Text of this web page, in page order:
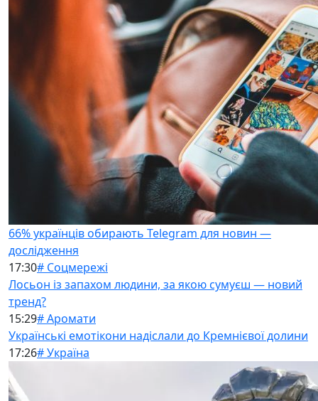
66% українців обирають Telegram для новин —
дослідження
17:30# Соцмережі
Лосьон із запахом людини, за якою сумуєш — новий
тренд?
15:29# Аромати
Українські емотікони надіслали до Кремнієвої долини
17:26# Україна